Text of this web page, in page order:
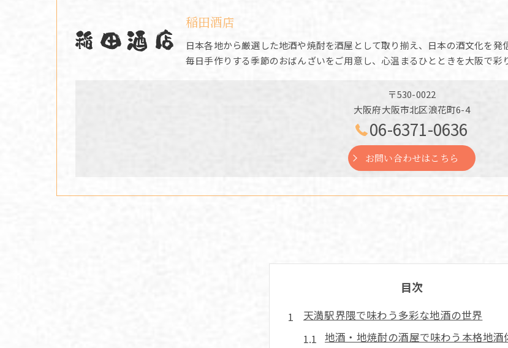
稲田酒店
日本各地から厳選した地酒や焼酎を酒屋として取り揃え、日本の酒文化を
毎日手作りする季節のおばんざいをご用意し、心温まるひとときを大阪で彩
〒530-0022
大阪府大阪市北区浪花町6-4
06-6371-0636
お問い合わせはこちら
目次
天満駅界隈で味わう多彩な地酒の世界
地酒・地焼酎の酒屋で味わう本格地酒